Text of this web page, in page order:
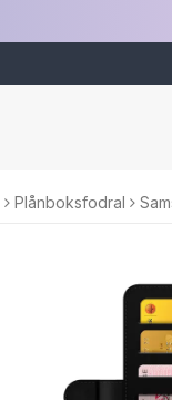
Plånboksfodral